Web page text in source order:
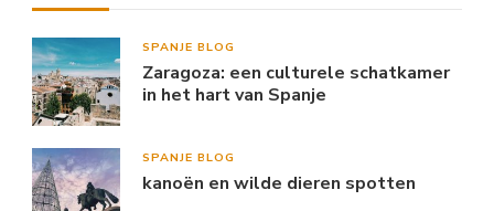
SPANJE BLOG
Zaragoza: een culturele schatkamer
in het hart van Spanje
SPANJE BLOG
kanoën en wilde dieren spotten